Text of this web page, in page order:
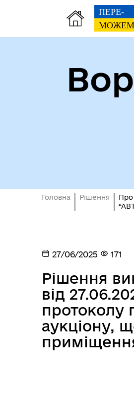
Головна Рішення
Про
27/06/2025 171
Рішення
від
протоколу
аукціону,